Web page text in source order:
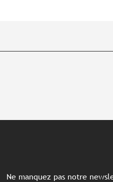
Ne manquez pas notre